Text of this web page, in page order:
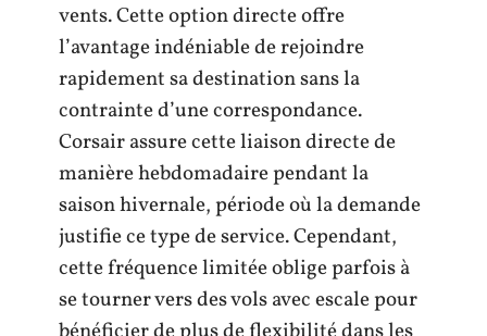
vents. Cette option directe offre
l’avantage indéniable de rejoindre
rapidement sa destination sans la
contrainte d’une correspondance.
Corsair assure cette liaison directe de
manière hebdomadaire pendant la
saison hivernale, période où la demande
justifie ce type de service. Cependant,
cette fréquence limitée oblige parfois à
se tourner vers des vols avec escale pour